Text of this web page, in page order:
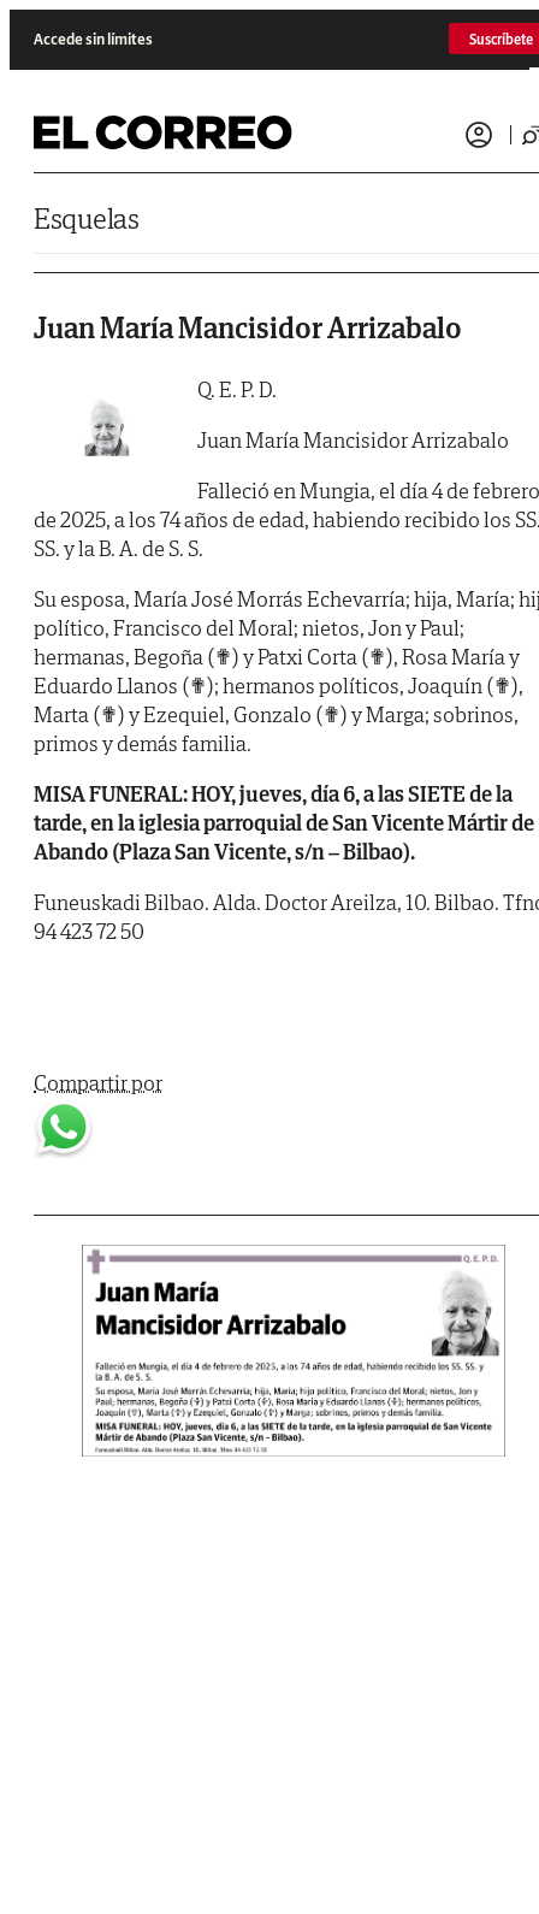
Accede sin límites Suscríbete
Esquelas
Juan María Mancisidor Arrizabalo
Q. E. P. D.
Juan María Mancisidor Arrizabalo
Falleció en Mungia, el día 4 de febrero
de 2025, a los 74 años de edad, habiendo recibido los
SS. y la B. A. de S. S.
Su esposa, María José Morrás Echevarría; hija, María;
político, Francisco del Moral; nietos, Jon y Paul;
hermanas, Begoña (✟) y Patxi Corta (✟), Rosa María y
Eduardo Llanos (✟); hermanos políticos, Joaquín (✟),
Marta (✟) y Ezequiel, Gonzalo (✟) y Marga; sobrinos,
primos y demás familia.
MISA FUNERAL: HOY, jueves, día 6, a las SIETE de la
tarde, en la iglesia parroquial de San Vicente Mártir de
Abando (Plaza San Vicente, s/n – Bilbao).
Funeuskadi Bilbao. Alda. Doctor Areilza, 10. Bilbao.
94 423 72 50
Compartir por